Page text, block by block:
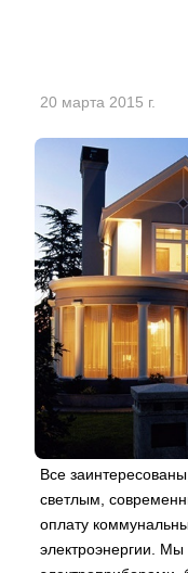
20 марта 2015 г.
Все
светлым,
оплату
электроэнергии.